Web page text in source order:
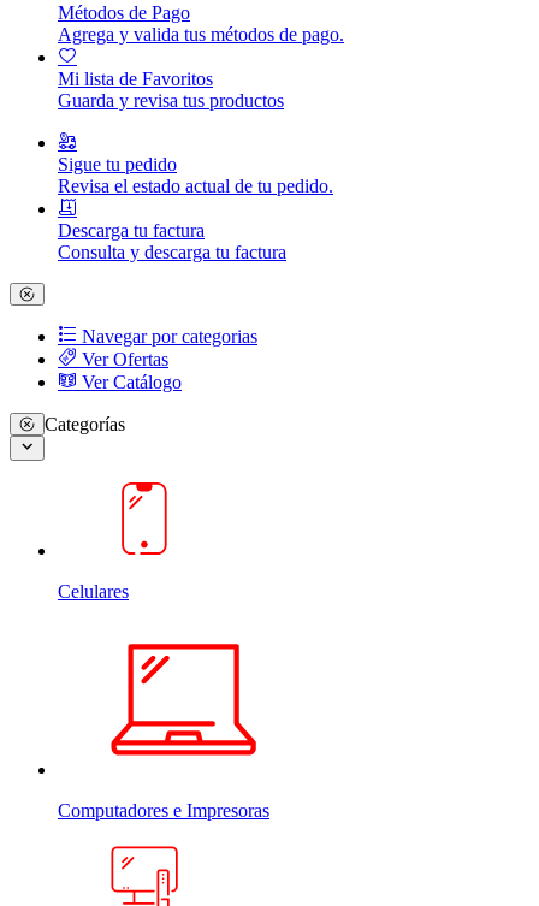
Métodos de Pago
Agrega y valida tus métodos de pago.
Mi lista de Favoritos
Guarda y revisa tus productos
Sigue tu pedido
Revisa el estado actual de tu pedido.
Descarga tu factura
Consulta y descarga tu factura
Navegar por categorias
Ver Ofertas
Ver Catálogo
Categorías
Celulares
Computadores e Impresoras